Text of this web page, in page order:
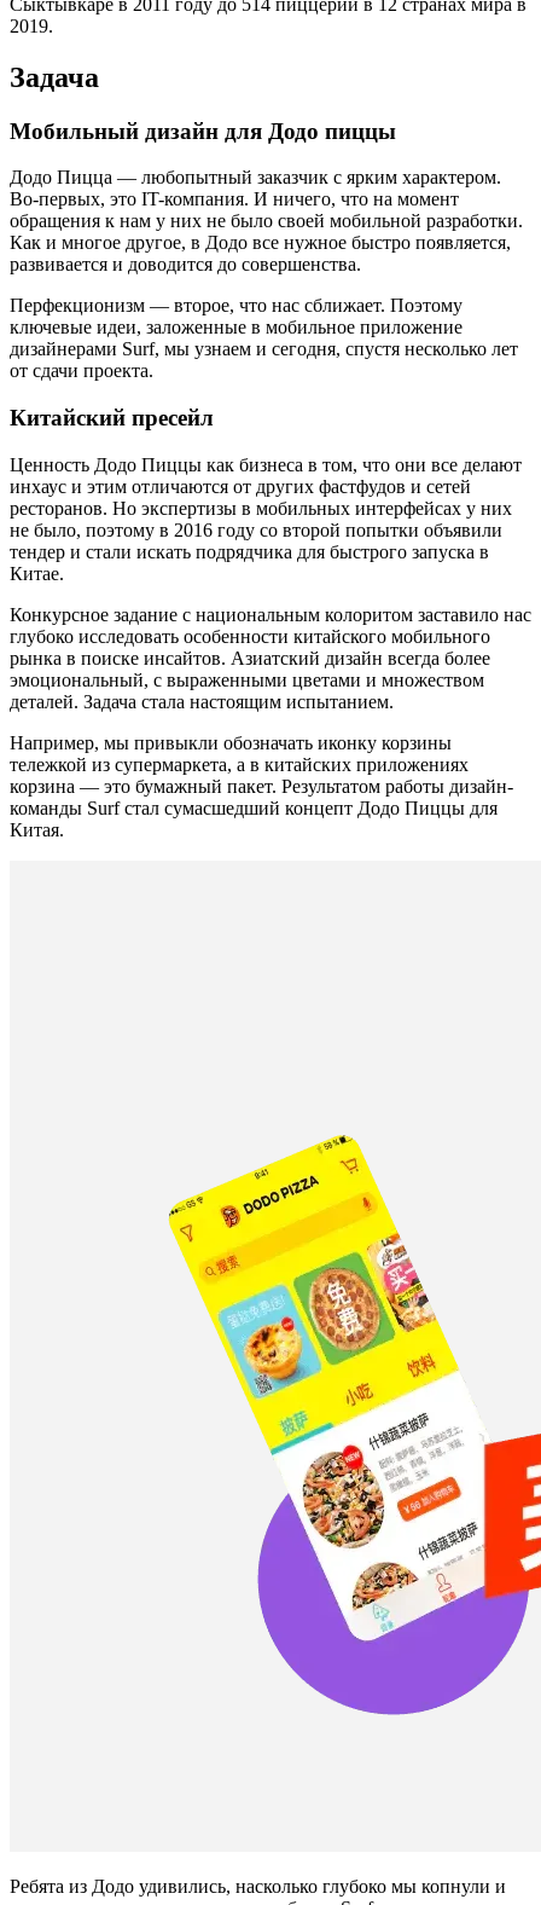
2019.
Задача
Мобильный дизайн для Додо пиццы
Додо Пицца — любопытный заказчик с ярким характером.
Во-первых, это IT-компания. И ничего, что на момент
обращения к нам у них не было своей мобильной разработки.
Как и многое другое, в Додо все нужное быстро появляется,
развивается и доводится до совершенства.
Перфекционизм — второе, что нас сближает. Поэтому
ключевые идеи, заложенные в мобильное приложение
дизайнерами Surf, мы узнаем и сегодня, спустя несколько лет
от сдачи проекта.
Китайский пресейл
Ценность Додо Пиццы как бизнеса в том, что они все делают
инхаус и этим отличаются от других фастфудов и сетей
ресторанов. Но экспертизы в мобильных интерфейсах у них
не было, поэтому в 2016 году со второй попытки объявили
тендер и стали искать подрядчика для быстрого запуска в
Китае.
Конкурсное задание с национальным колоритом заставило нас
глубоко исследовать особенности китайского мобильного
рынка в поиске инсайтов. Азиатский дизайн всегда более
эмоциональный, с выраженными цветами и множеством
деталей. Задача стала настоящим испытанием.
Например, мы привыкли обозначать иконку корзины
тележкой из супермаркета, а в китайских приложениях
корзина — это бумажный пакет. Результатом работы дизайн-
команды Surf стал сумасшедший концепт Додо Пиццы для
Китая.
Ребята из Додо удивились, насколько глубоко мы копнули и